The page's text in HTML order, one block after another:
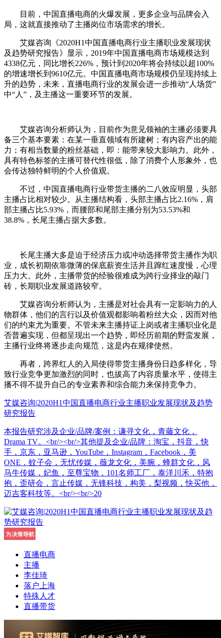
目前，中国直播电商的火爆发展，更多企业与品牌会入
局，这就直接推动了主播岗位市场需求的增长。
艾媒咨询《2020H1中国直播电商行业主播职业发展现状
及趋势研究报告》显示，2019年中国直播电商市场规模达到
4338亿元，同比增长226%，预计到2020年将会持续以超100%
的增速增长到9610亿元。中国直播电商市场规模仍呈现持续上
升的趋势，未来，直播电商行业的发展会进一步推动“人场货”
中“人”，及主播这一重要环节的发展。
艾媒咨询分析师认为，目前作为意见领袖的主播必须要具
备三个基本要素：在某一垂直领域有所建树；有内容产出的能
力；有相当数量的粉丝基础，即：能带来较大影响力。此外，
具有特色标签的主播可替代性很低，除了消费个人形象外，也
会传达独特鲜明的个人价值观。
不过，中国直播电商行业带货主播的二八效应明显，头部
主播占比相对较少。从主播结构看，头部主播占比2.16%，肩
部主播占比5.93%，而腰部和尾部主播分别为53.53%和
38.8%，长尾主播占据大多数。
长尾主播大多是迫于经济压力或冲动选择带货主播作为职
业，成长初期依靠微薄的保底薪资生活并且蹿红速度慢，心理
压力大。此外，主播带货的经验很难成为跨行业择业的敲门
砖，长期职业发展道路较窄。
艾媒咨询分析师认为，主播是对社会具有一定影响力的人
物群体，他们的言行以及价值观都影响着粉丝大众，因而对他
们的约束尤为重要。不管未来主播持证上岗或者主播职业化是
否普遍实现，但都呈现出一个趋势，即经历前期的野蛮发展，
主播行业终将逐步走向规范，这是内在规律使然。
再者，跨界红人的入局使得带货主播身份日趋多样化，导
致行业竞争更加激烈的同时，也拔高了内容质量水平，使得主
播不得不提升自己的专业素养和综合能力来保持竞争力。
艾媒咨询|2020H1中国直播电商行业主播职业发展现状及趋势
研究报告
本报告研究涉及企业/品牌/案例：谦寻文化，青藤文化，
Drama TV。<br/><br/>其他提及企业/品牌：淘宝，抖音，快
手，京东，亚马逊，YouTube，Instagram，Facebook，美
ONE，蚊子会，无忧传媒，薇龙文化，美腕，蜂群文化，风
马牛传媒，妃鱼，至尊宝物，101名师工厂，泰洋川禾，特抱
抱，歪研会，言止传媒，无锋科技，构美，梨视频，快买他，
迈吉客科技等。<br/><br/>20
直播电商
主播
李佳琦
落户上海
特殊人才
直播带货